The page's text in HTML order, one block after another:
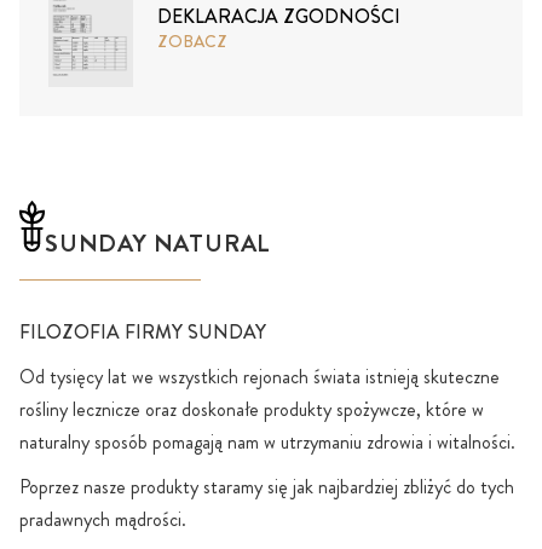
DEKLARACJA ZGODNOŚCI
ZOBACZ
SUNDAY NATURAL
FILOZOFIA FIRMY SUNDAY
Od tysięcy lat we wszystkich rejonach świata istnieją skuteczne
rośliny lecznicze oraz doskonałe produkty spożywcze, które w
naturalny sposób pomagają nam w utrzymaniu zdrowia i witalności.
Poprzez nasze produkty staramy się jak najbardziej zbliżyć do tych
pradawnych mądrości.